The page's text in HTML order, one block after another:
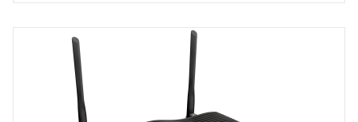
5x LAN Gigabit Ethernet
Thiết bị tích hợp modem 4G LTE CAT 6 Dual SIM,
đảm bảo duy trì kết nối Internet 24/7 ngay cả khi một
SIM gặp sự cố. Kết hợp cùng Dual WAN Gigabit,